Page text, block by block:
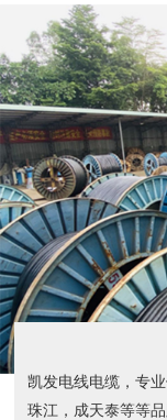
凯发电线电缆，专
珠江，成天泰等等